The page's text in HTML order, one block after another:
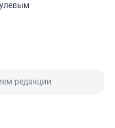
редакции